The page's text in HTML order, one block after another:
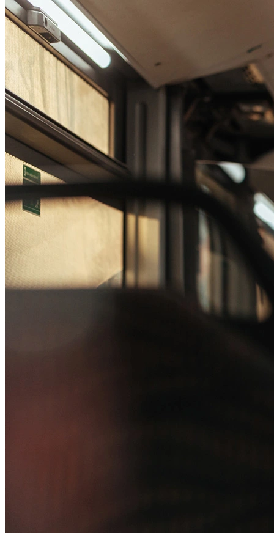
Passo 1/2
Institucional
Compromisso com o Meio Ambiente
Governança Corporativa
Ouvidoria
Política de Privacidade